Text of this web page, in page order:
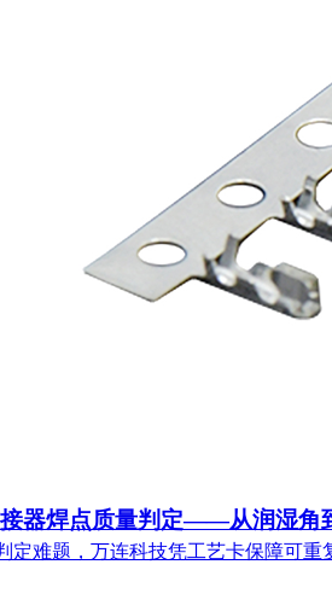
接器焊点质量判定——从润湿角
定难题，万连科技凭工艺卡保障可重